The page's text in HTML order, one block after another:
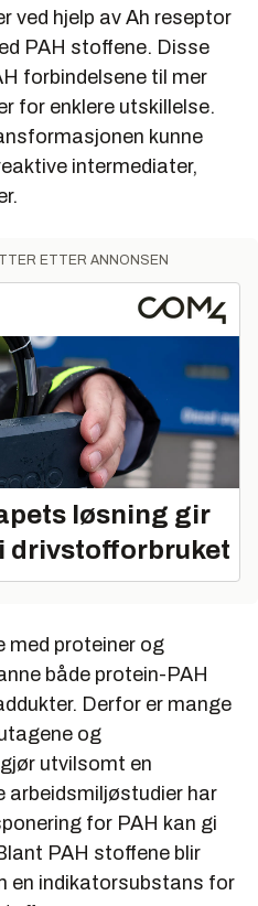
ved hjelp av Ah reseptor
PAH stoffene. Disse
forbindelsene til mer
for enklere utskillelse.
kunne
intermediater,
ETTER ANNONSEN
løsning gir
drivstofforbruket
med proteiner og
både protein-PAH
Derfor er mange
og
utvilsomt en
arbeidsmiljøstudier har
for PAH kan gi
PAH stoffene blir
en indikatorsubstans for